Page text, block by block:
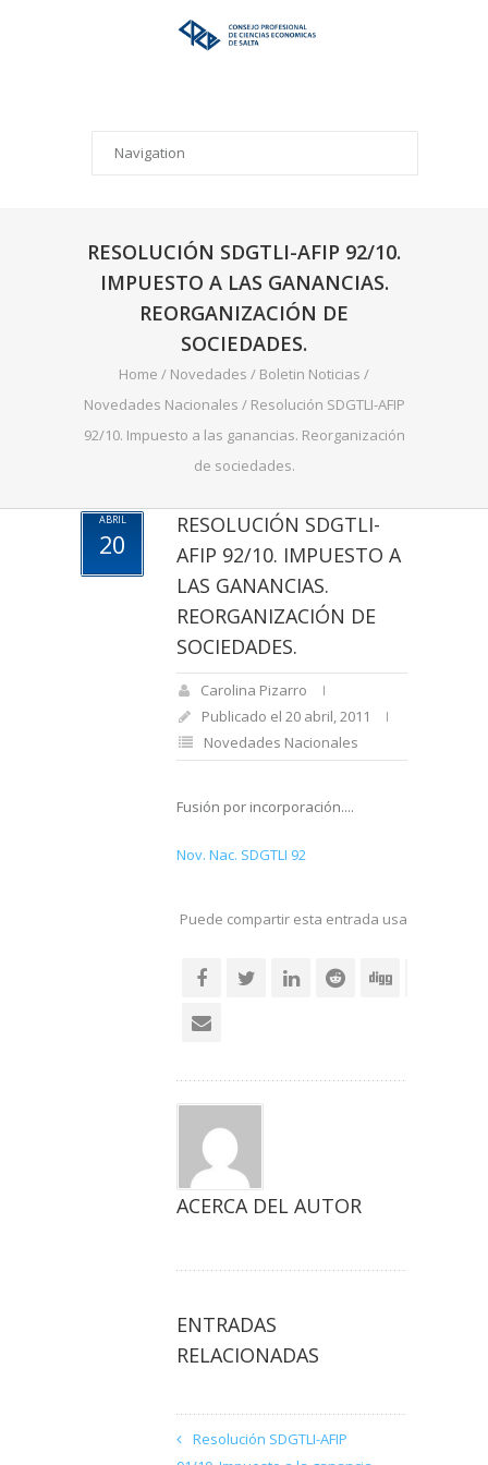
RESOLUCIÓN SDGTLI-AFIP 92/10.
IMPUESTO A LAS GANANCIAS.
REORGANIZACIÓN DE
SOCIEDADES.
Home / Novedades / Boletin Noticias /
Novedades Nacionales / Resolución SDGTLI-AFIP
92/10. Impuesto a las ganancias. Reorganización
de sociedades.
ABRIL
20
RESOLUCIÓN SDGTLI-
AFIP 92/10. IMPUESTO A
LAS GANANCIAS.
REORGANIZACIÓN DE
SOCIEDADES.
Carolina Pizarro
Publicado el 20 abril, 2011
Novedades Nacionales
Fusión por incorporación....
Nov. Nac. SDGTLI 92
Puede compartir esta entrada usando sus
ACERCA DEL AUTOR
ENTRADAS
RELACIONADAS
Resolución SDGTLI-AFIP